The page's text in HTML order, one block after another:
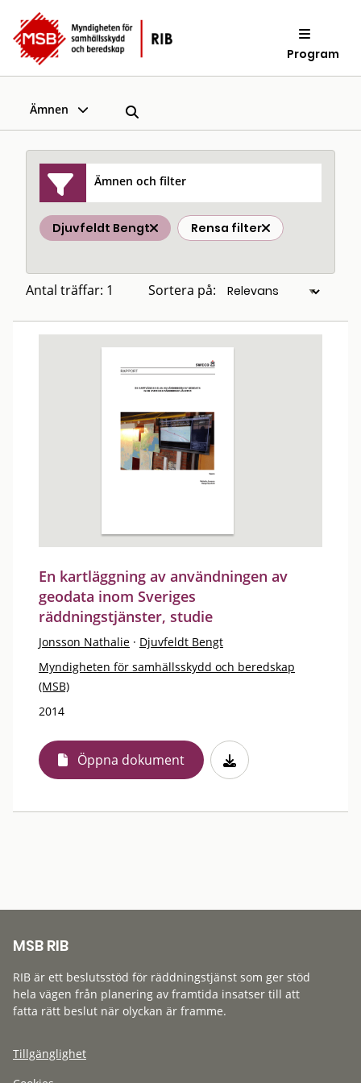
Program
Ämnen
Ämnen och filter
Djuvfeldt Bengt Rensa filter
Antal träffar: 1 Sortera på:
En kartläggning av användningen av
geodata inom Sveriges
räddningstjänster, studie
Jonsson Nathalie · Djuvfeldt Bengt
Myndigheten för samhällsskydd och beredskap
(MSB)
2014
Öppna dokument
MSB RIB
RIB är ett beslutsstöd för räddningstjänst som ger stöd
hela vägen från planering av framtida insatser till att
fatta rätt beslut när olyckan är framme.
Tillgänglighet